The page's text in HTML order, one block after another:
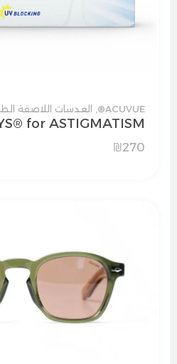
ACUVUE® العدسات اللاصقة
for ASTIGMATISM
₪270